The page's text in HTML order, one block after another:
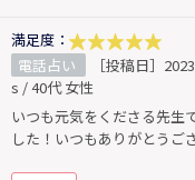
満足度：
電話占い
［投稿日］
s / 40代 女性
いつも元気をくださる先生
した！いつもありがとうご